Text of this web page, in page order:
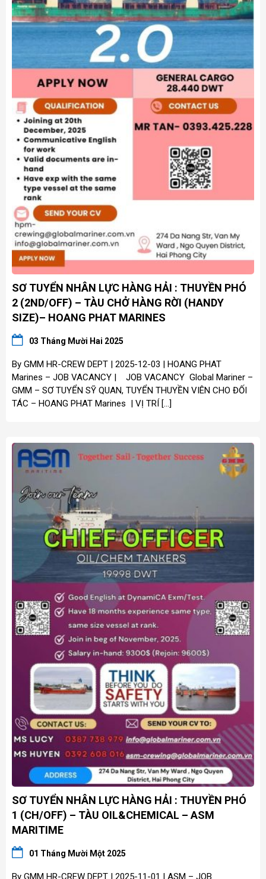
SƠ TUYỂN NHÂN LỰC HÀNG HẢI : THUYỀN PHÓ
2 (2ND/OFF) – TÀU CHỞ HÀNG RỜI (HANDY
SIZE)– HOANG PHAT MARINES
03 Tháng Mười Hai 2025
By GMM HR-CREW DEPT | 2025-12-03 | HOANG PHAT
Marines – JOB VACANCY | JOB VACANCY Global Mariner –
GMM – SƠ TUYỂN SỸ QUAN, TUYỂN THUYỀN VIÊN CHO ĐỐI
TÁC – HOANG PHAT Marines | VỊ TRÍ […]
SƠ TUYỂN NHÂN LỰC HÀNG HẢI : THUYỀN PHÓ
1 (CH/OFF) – TÀU OIL&CHEMICAL – ASM
MARITIME
01 Tháng Mười Một 2025
By GMM HR-CREW DEPT | 2025-11-01 | ASM – JOB